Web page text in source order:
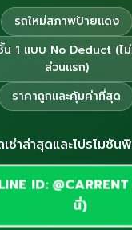
รถใหม่สภาพป้ายแดง
1 แบบ No Deduct (ไ
ส่วนแรก)
ราคาถูกและคุ้มค่าที่สุด
ช่าล่าสุดและโปรโมชัน
ID:
นี่)